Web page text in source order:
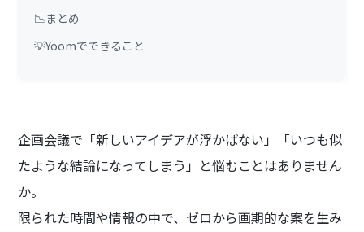
📉まとめ
💡Yoomでできること
企画会議で「新しいアイデアが浮かばない」「いつも似
たような結論になってしまう」と悩むことはありません
か。
限られた時間や情報の中で、ゼロから画期的な案を生み